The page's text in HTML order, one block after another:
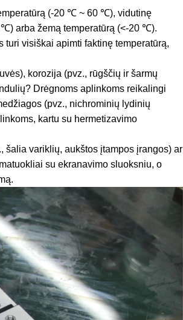
(-20 ℃ ~ 60 ℃), vidutinę
arba žemą temperatūrą (<-20 ℃).
visiškai apimti faktinę temperatūrą,
korozija (pvz., rūgščių ir šarmų
Drėgnoms aplinkoms reikalingi
(pvz., nichrominių lydinių
kartu su hermetizavimo
šalia variklių, aukštos įtampos įrangos) ar
su ekranavimo sluoksniu, o